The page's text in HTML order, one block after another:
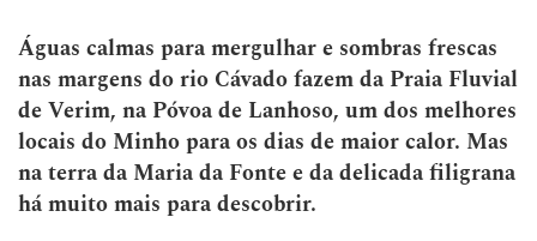
Águas calmas para mergulhar e sombras frescas
nas margens do rio Cávado fazem da Praia Fluvial
de Verim, na Póvoa de Lanhoso, um dos melhores
locais do Minho para os dias de maior calor. Mas
na terra da Maria da Fonte e da delicada filigrana
há muito mais para descobrir.